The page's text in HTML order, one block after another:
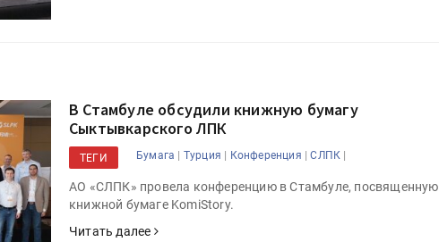
В Стамбуле обсудили книжную бумагу
Сыктывкарского ЛПК
ТЕГИ Бумага | Турция | Конференция |СЛПК |
АО «СЛПК» провела конференцию в Стамбуле, посвященную
книжной бумаге KomiStory.
Читать далее